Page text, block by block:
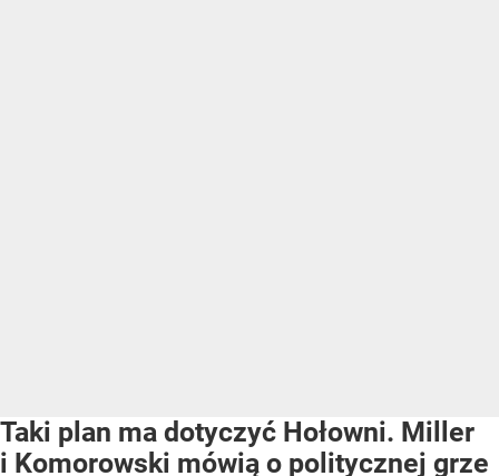
Taki plan ma dotyczyć Hołowni. Miller
i Komorowski mówią o politycznej grze